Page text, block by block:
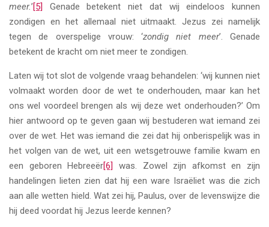
meer.’[5]
Genade betekent niet dat wij eindeloos kunnen
zondigen en het allemaal niet uitmaakt. Jezus zei namelijk
tegen de overspelige vrouw: ‘zondig niet meer’. Genade
betekent de kracht om niet meer te zondigen.
Laten wij tot slot de volgende vraag behandelen: ‘wij kunnen niet
volmaakt worden door de wet te onderhouden, maar kan het
ons wel voordeel brengen als wij deze wet onderhouden?’ Om
hier antwoord op te geven gaan wij bestuderen wat iemand zei
over de wet. Het was iemand die zei dat hij onberispelijk was in
het volgen van de wet, uit een wetsgetrouwe familie kwam en
een geboren Hebreeër[6]
was. Zowel zijn afkomst en zijn
handelingen lieten zien dat hij een ware Israëliet was die zich
aan alle wetten hield. Wat zei hij, Paulus, over de levenswijze die
hij deed voordat hij Jezus leerde kennen?